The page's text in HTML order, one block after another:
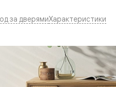
за дверямиХарактеристики